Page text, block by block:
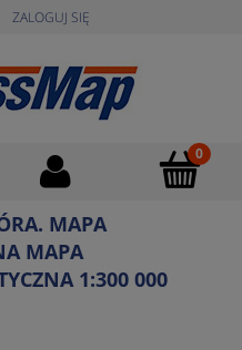
ZALOGUJ SIĘ
MAPA
MAPA
1:300 000